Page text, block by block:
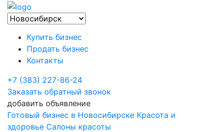
Купить бизнес
Продать бизнес
Контакты
+7 (383) 227-86-24
Заказать обратный звонок
добавить объявление
Готовый бизнес в Новосибирске Красота и
здоровье Салоны красоты